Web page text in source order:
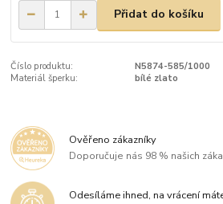
Přidat do košíku
Číslo produktu:
N5874-585/1000
Materiál šperku:
bílé zlato
Ověřeno zákazníky
Doporučuje nás 98 % našich
Odesíláme ihned, na vrácení